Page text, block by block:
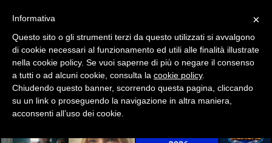
OPINIONI ×
Informativa
Questo sito o gli strumenti terzi da questo utilizzati si avvalgono
di cookie necessari al funzionamento ed utili alle finalità illustrate
nella cookie policy. Se vuoi saperne di più o negare il consenso
a tutti o ad alcuni cookie, consulta la cookie policy.
Chiudendo questo banner, scorrendo questa pagina, cliccando
su un link o proseguendo la navigazione in altra maniera,
acconsenti all’uso dei cookie.